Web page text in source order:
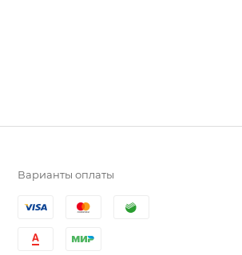
Варианты оплаты